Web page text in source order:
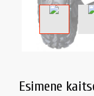
Esimene